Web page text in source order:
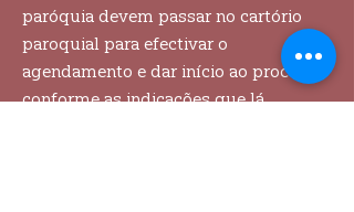
paróquia devem passar no cartório
paroquial para efectivar o
agendamento e dar início ao processo
conforme as indicações que lá